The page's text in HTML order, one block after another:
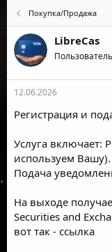
о
р
т
е
м
ы
т
н
а
а
Покупка/Продажа
LibreCas
Пользователь
12.06.2026
Регистрация и
Услуга
используем
Подача
На выходе
Securities and
вот так - ссылка